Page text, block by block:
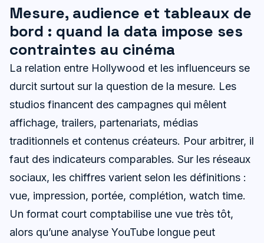
Mesure, audience et tableaux de
bord : quand la data impose ses
contraintes au cinéma
La relation entre Hollywood et les influenceurs se
durcit surtout sur la question de la mesure. Les
studios financent des campagnes qui mêlent
affichage, trailers, partenariats, médias
traditionnels et contenus créateurs. Pour arbitrer, il
faut des indicateurs comparables. Sur les réseaux
sociaux, les chiffres varient selon les définitions :
vue, impression, portée, complétion, watch time.
Un format court comptabilise une vue très tôt,
alors qu’une analyse YouTube longue peut